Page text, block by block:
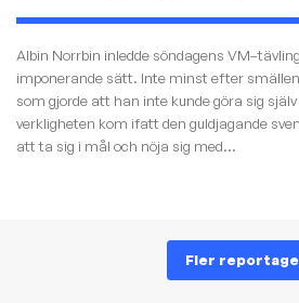
Albin Norrbin inledde söndagens
imponerande sätt. Inte minst efter smällen
som gjorde att han inte kunde göra sig
verkligheten kom ifatt den guldjagande
att ta sig i mål och nöja sig med...
Fler reportage